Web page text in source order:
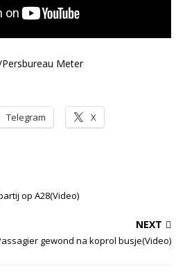
Meter
Telegram X
op A28(Video)
NEXT
gewond na koprol busje(Video)